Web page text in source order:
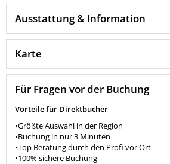
Ausstattung & Information
Karte
Für Fragen vor der Buchung
Vorteile für Direktbucher
•Größte Auswahl in der Region
•Buchung in nur 3 Minuten
•Top Beratung durch den Profi vor Ort
•100% sichere Buchung